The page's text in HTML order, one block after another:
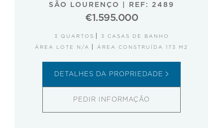
SÃO LOURENÇO REF: 2489
€1.595.000
3 QUARTOS
3 CASAS DE BANHO
ÁREA LOTE N/A
ÁREA CONSTRUÍDA 173 M2
DETALHES DA PROPRIEDADE
PEDIR INFORMAÇÃO